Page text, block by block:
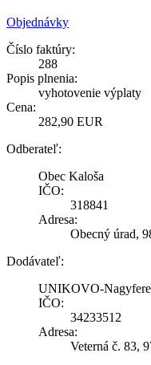
Objednávky
Číslo faktúry:
288
Popis plnenia:
vyhotovenie výplaty
Cena:
282,90 EUR
Odberateľ:
Obec Kaloša
IČO:
318841
Adresa:
Obecný úrad,
Dodávateľ:
UNIKOVO-
IČO:
34233512
Adresa:
Veterná č. 83,